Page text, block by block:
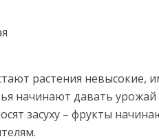
растения
начинают давать
засуху – фрукты